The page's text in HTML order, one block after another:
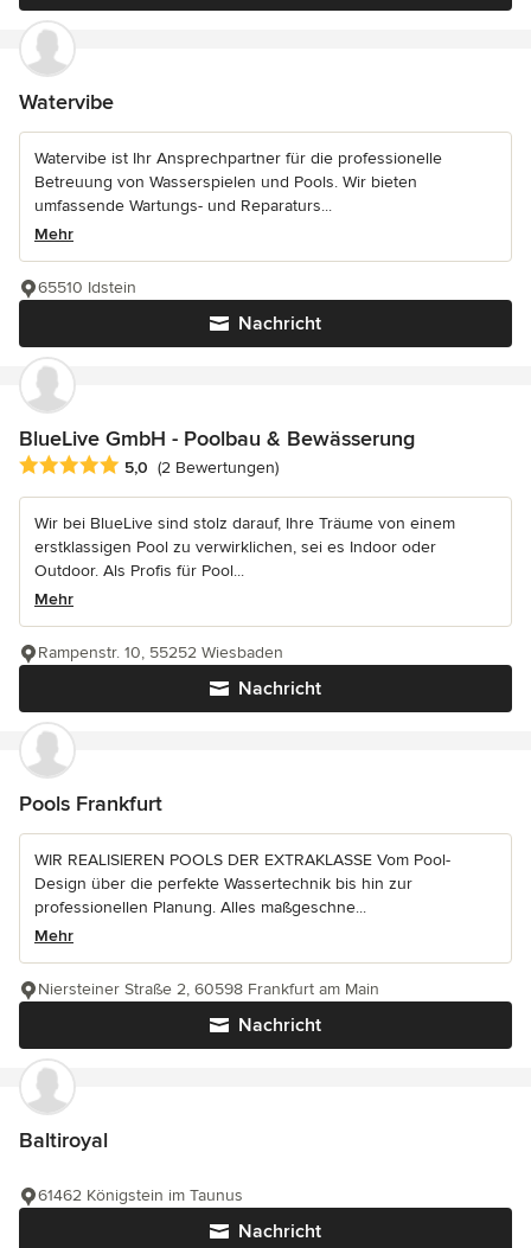
Watervibe
Watervibe ist Ihr Ansprechpartner für die professionelle
Betreuung von Wasserspielen und Pools. Wir bieten
umfassende Wartungs- und Reparaturs...
Mehr
Nachricht
65510 Idstein
BlueLive GmbH - Poolbau & Bewässerung
Durchschnittliche Bewertung: 5 von 5 Sternen
5,0 (2 Bewertungen)
Wir bei BlueLive sind stolz darauf, Ihre Träume von einem
erstklassigen Pool zu verwirklichen, sei es Indoor oder
Outdoor. Als Profis für Pool...
Mehr
Nachricht
Rampenstr. 10, 55252 Wiesbaden
Pools Frankfurt
WIR REALISIEREN POOLS DER EXTRAKLASSE Vom Pool-
Design über die perfekte Wassertechnik bis hin zur
professionellen Planung. Alles maßgeschne...
Mehr
Nachricht
Niersteiner Straße 2, 60598 Frankfurt am Main
Baltiroyal
Nachricht
61462 Königstein im Taunus